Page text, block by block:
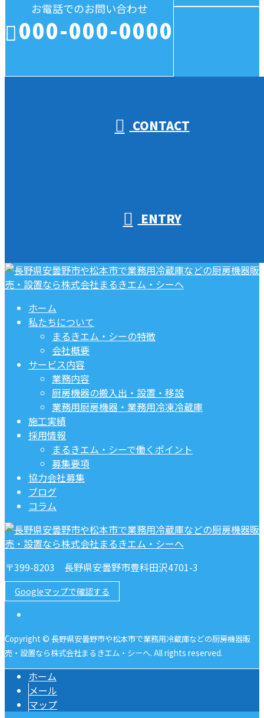
お電話でのお問い合わせ
000-000-0000
CONTACT
ENTRY
ホーム
私たちについて
まるきエム・シーの特徴
会社概要
サービス内容
業務内容
厨房機器の搬入出・設置・移設
業務用厨房機器・業務用冷凍冷蔵庫
施工実績
採用情報
まるきエム・シーで働くポイント
募集要項
協力会社募集
ブログ
コラム
〒399-8203 長野県安曇野市豊科田沢4701-3
Googleマップで確認する
Copyright © 長野県安曇野市や松本市で業務用冷蔵庫などの厨房機器販
売・設置なら株式会社まるきエム・シーへ. All rights reserved.
ホーム
メール
マップ